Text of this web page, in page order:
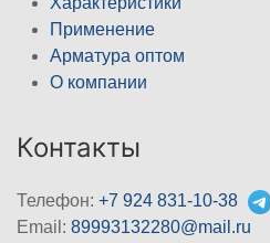
Применение
Арматура оптом
О компании
Контакты
Телефон: +7 924 831-10-38
Email: 89993132280@mail.ru